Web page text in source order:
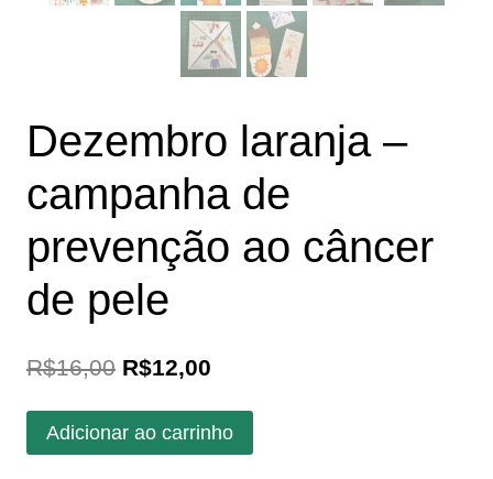
Dezembro laranja –
campanha de
prevenção ao câncer
de pele
R$16,00 O
preço
original
R$12,00
preço
atual
Dezembro
laranja
Adicionar ao carrinho